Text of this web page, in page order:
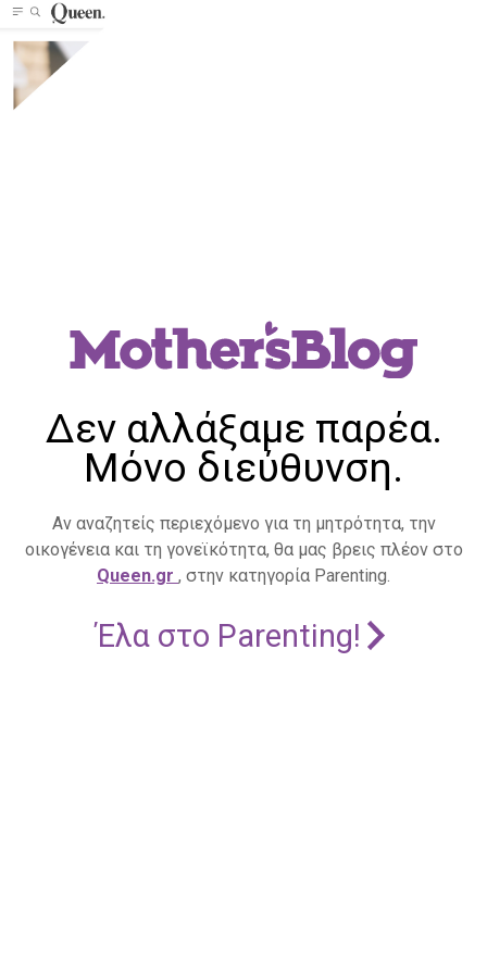
Δεν αλλάξαμε παρέα.
Μόνο διεύθυνση.
Αν αναζητείς περιεχόμενο για τη μητρότητα, την
οικογένεια και τη γονεϊκότητα, θα μας βρεις πλέον στο
Queen.gr , στην κατηγορία Parenting.
Έλα στο Parenting!